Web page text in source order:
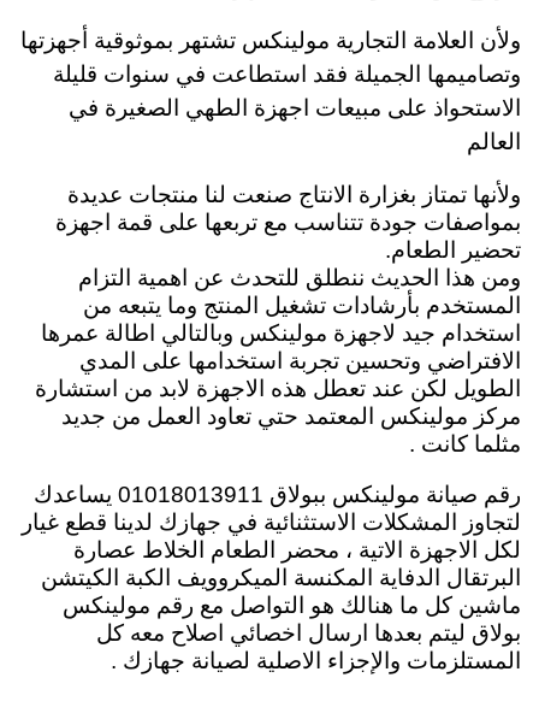
ولأن العلامة التجارية مولينكس تشتهر بموثوقية أجهزتها
وتصاميمها الجميلة فقد استطاعت في سنوات قليلة
الاستحواذ على مبيعات اجهزة الطهي الصغيرة في
العالم
ولأنها تمتاز بغزارة الانتاج صنعت لنا منتجات عديدة
بمواصفات جودة تتناسب مع تربعها على قمة اجهزة
تحضير الطعام.
ومن هذا الحديث ننطلق للتحدث عن اهمية التزام
المستخدم بأرشادات تشغيل المنتج وما يتبعه من
استخدام جيد لاجهزة مولينكس وبالتالي اطالة عمرها
الافتراضي وتحسين تجربة استخدامها على المدي
الطويل لكن عند تعطل هذه الاجهزة لابد من استشارة
مركز مولينكس المعتمد حتي تعاود العمل من جديد
مثلما كانت .
رقم صيانة مولينكس ببولاق 01018013911 يساعدك
لتجاوز المشكلات الاستثنائية في جهازك لدينا قطع غيار
لكل الاجهزة الاتية ، محضر الطعام الخلاط عصارة
البرتقال الدفاية المكنسة الميكروويف الكبة الكيتشن
ماشين كل ما هنالك هو التواصل مع رقم مولينكس
بولاق ليتم بعدها ارسال اخصائي اصلاح معه كل
المستلزمات والإجزاء الاصلية لصيانة جهازك .